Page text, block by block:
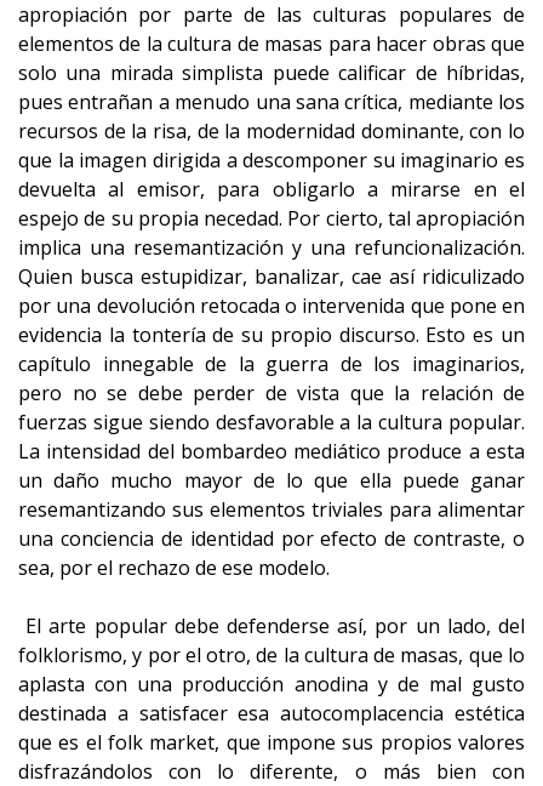
apropiación por parte de las culturas populares de
elementos de la cultura de masas para hacer obras que
solo una mirada simplista puede calificar de híbridas,
pues entrañan a menudo una sana crítica, mediante los
recursos de la risa, de la modernidad dominante, con lo
que la imagen dirigida a descomponer su imaginario es
devuelta al emisor, para obligarlo a mirarse en el
espejo de su propia necedad. Por cierto, tal apropiación
implica una resemantización y una refuncionalización.
Quien busca estupidizar, banalizar, cae así ridiculizado
por una devolución retocada o intervenida que pone en
evidencia la tontería de su propio discurso. Esto es un
capítulo innegable de la guerra de los imaginarios,
pero no se debe perder de vista que la relación de
fuerzas sigue siendo desfavorable a la cultura popular.
La intensidad del bombardeo mediático produce a esta
un daño mucho mayor de lo que ella puede ganar
resemantizando sus elementos triviales para alimentar
una conciencia de identidad por efecto de contraste, o
sea, por el rechazo de ese modelo.
El arte popular debe defenderse así, por un lado, del
folklorismo, y por el otro, de la cultura de masas, que lo
aplasta con una producción anodina y de mal gusto
destinada a satisfacer esa autocomplacencia estética
que es el folk market, que impone sus propios valores
disfrazándolos con lo diferente, o más bien con